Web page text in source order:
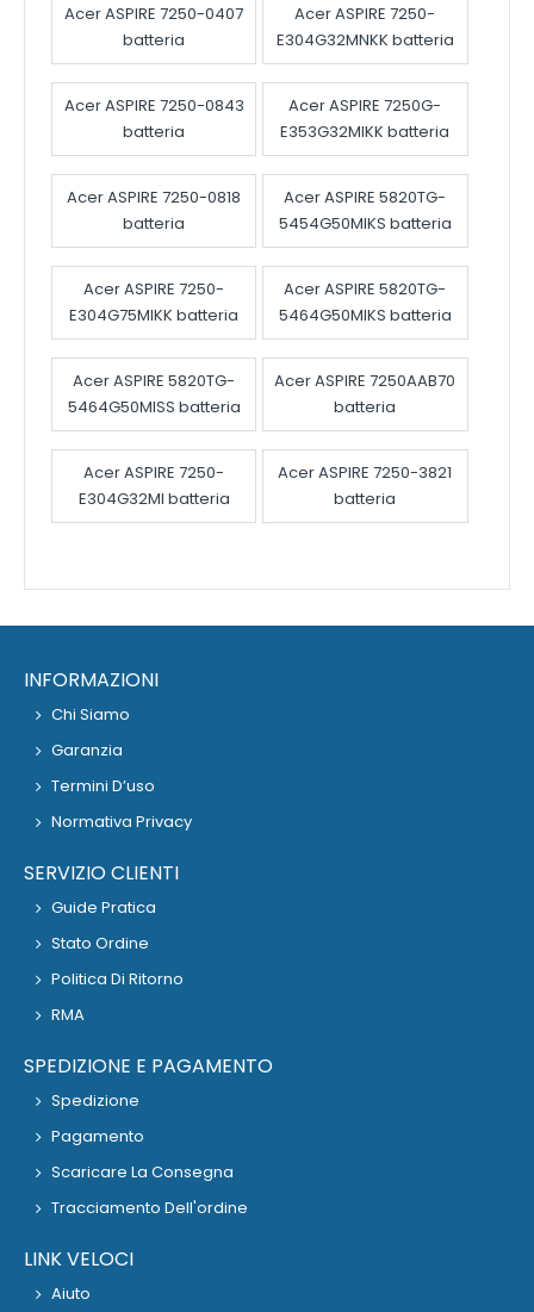
Acer ASPIRE 7250-0407
batteria
Acer ASPIRE 7250-
E304G32MNKK batteria
Acer ASPIRE 7250-0843
batteria
Acer ASPIRE 7250G-
E353G32MIKK batteria
Acer ASPIRE 7250-0818
batteria
Acer ASPIRE 5820TG-
5454G50MIKS batteria
Acer ASPIRE 7250-
E304G75MIKK batteria
Acer ASPIRE 5820TG-
5464G50MIKS batteria
Acer ASPIRE 5820TG-
5464G50MISS batteria
Acer ASPIRE 7250AAB70
batteria
Acer ASPIRE 7250-
E304G32MI batteria
Acer ASPIRE 7250-3821
batteria
INFORMAZIONI
Chi Siamo
Garanzia
Termini D’uso
Normativa Privacy
SERVIZIO CLIENTI
Guide Pratica
Stato Ordine
Politica Di Ritorno
RMA
SPEDIZIONE E PAGAMENTO
Spedizione
Pagamento
Scaricare La Consegna
Tracciamento Dell'ordine
LINK VELOCI
Aiuto